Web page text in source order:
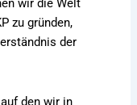
wir die Welt
zu gründen,
der
den wir in